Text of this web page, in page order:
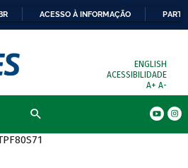
ACESSO À INFORMAÇÃO
ENGLISH
ACESSIBILIDADE
A+ A-